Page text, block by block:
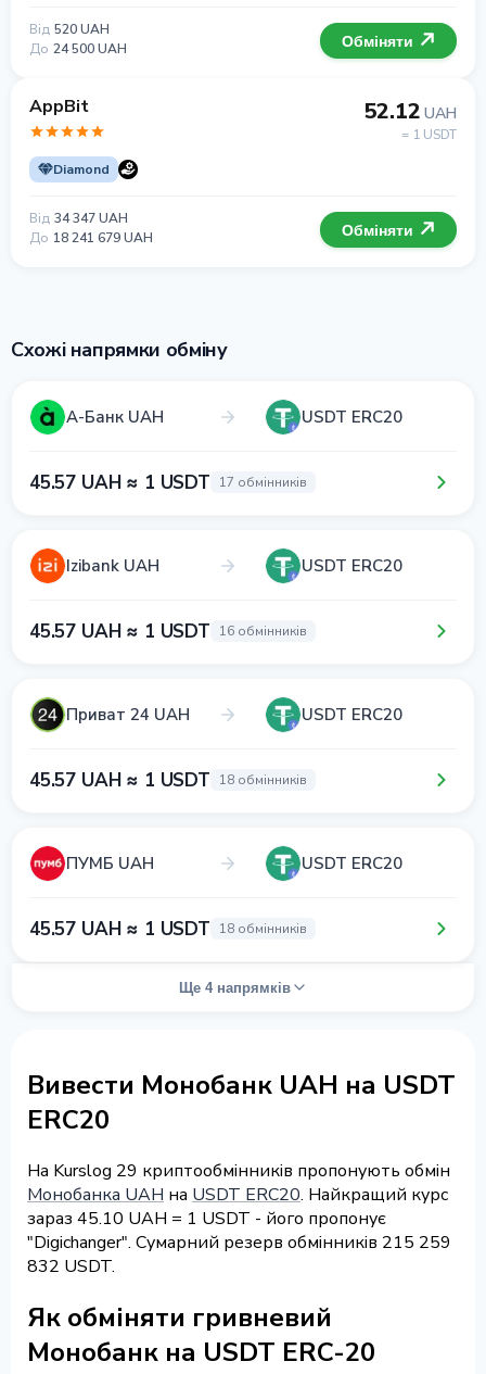
Від 520 UAH
До 24 500 UAH Обміняти
AppBit
Diamond
52.12 UAH
= 1 USDT
Від 34 347 UAH
До 18 241 679 UAH Обміняти
Схожі напрямки обміну
А-Банк UAH USDT ERC20
45.57 UAH ≈ 1 USDT 17 обмінників
Izibank UAH USDT ERC20
45.57 UAH ≈ 1 USDT 16 обмінників
Приват 24 UAH USDT ERC20
45.57 UAH ≈ 1 USDT 18 обмінників
ПУМБ UAH USDT ERC20
45.57 UAH ≈ 1 USDT 18 обмінників
Ще 4 напрямків
Вивести Монобанк UAH на USDT
ERC20
На Kurslog 29 криптообмінників пропонують обмін
Монобанка UAH на USDT ERC20. Найкращий курс
зараз 45.10 UAH = 1 USDT - його пропонує
"Digichanger". Сумарний резерв обмінників 215 259
832 USDT.
Як обміняти гривневий
Монобанк на USDT ERC-20